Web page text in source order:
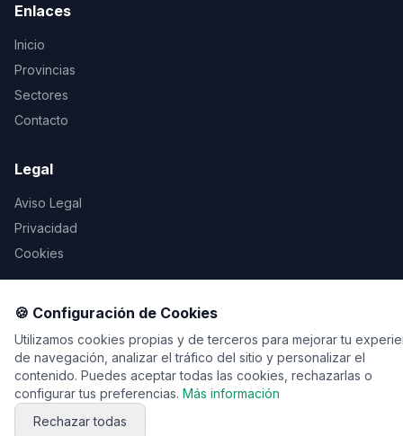
Enlaces
Inicio
Provincias
Sectores
Contacto
Legal
Aviso Legal
Privacidad
Cookies
🍪 Configuración de Cookies
Utilizamos cookies propias y de terceros para mejorar tu
de navegación, analizar el tráfico del sitio y personalizar el
contenido. Puedes aceptar todas las cookies, rechazarlas o
configurar tus preferencias. Más información
Rechazar todas